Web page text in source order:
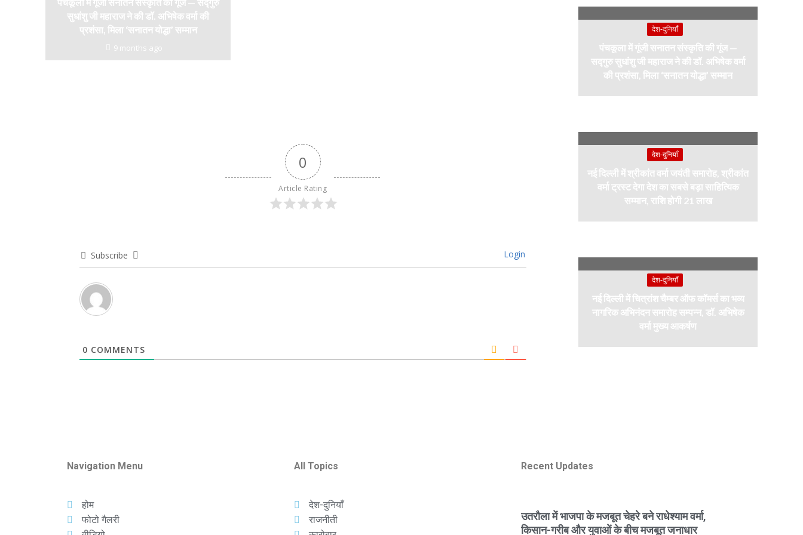
सुधांशु जी महाराज ने की डॉ. अभिषेक वर्मा की
प्रशंसा, मिला ‘सनातन योद्धा’ सम्मान
9 months ago
0
Article Rating
Subscribe Login
0 COMMENTS
देश-दुनियाँ
पंचकूला में गूंजी सनातन संस्कृति की गूंज —
सद्गुरु सुधांशु जी महाराज ने की डॉ. अभिषेक वर्मा
की प्रशंसा, मिला ‘सनातन योद्धा’ सम्मान
देश-दुनियाँ
नई दिल्ली में श्रीकांत वर्मा जयंती समारोह, श्रीकांत
वर्मा ट्रस्ट देगा देश का सबसे बड़ा साहित्यिक
सम्मान, राशि होगी 21 लाख
देश-दुनियाँ
नई दिल्ली में चित्रांश चैम्बर ऑफ कॉमर्स का भव्य
नागरिक अभिनंदन समारोह सम्पन्न, डॉ. अभिषेक
वर्मा मुख्य आकर्षण
Navigation Menu
होम
फोटो गैलरी
All Topics
देश-दुनियाँ
राजनीती
Recent Updates
उतरौला में भाजपा के मजबूत चेहरे बने राधेश्याम वर्मा,
किसान-गरीब और युवाओं के बीच मजबूत जनाधार